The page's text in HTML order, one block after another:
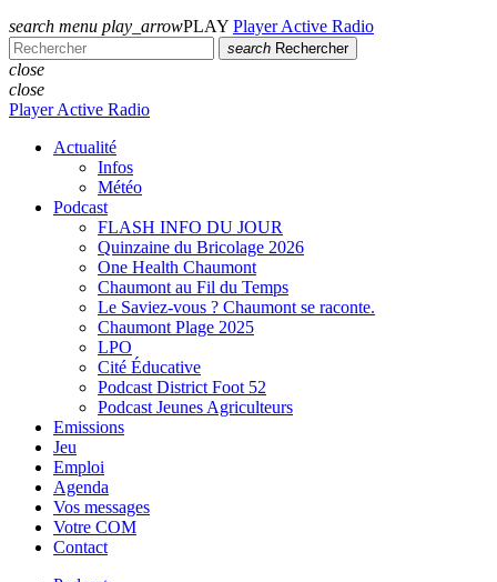
search menu play_arrowPLAY Player Active Radio
search Rechercher
close
close
Player Active Radio
Actualité
Infos
Météo
Podcast
FLASH INFO DU JOUR
Quinzaine du Bricolage 2026
One Health Chaumont
Chaumont au Fil du Temps
Le Saviez-vous ? Chaumont se raconte.
Chaumont Plage 2025
LPO
Cité Éducative
Podcast District Foot 52
Podcast Jeunes Agriculteurs
Emissions
Jeu
Emploi
Agenda
Vos messages
Votre COM
Contact